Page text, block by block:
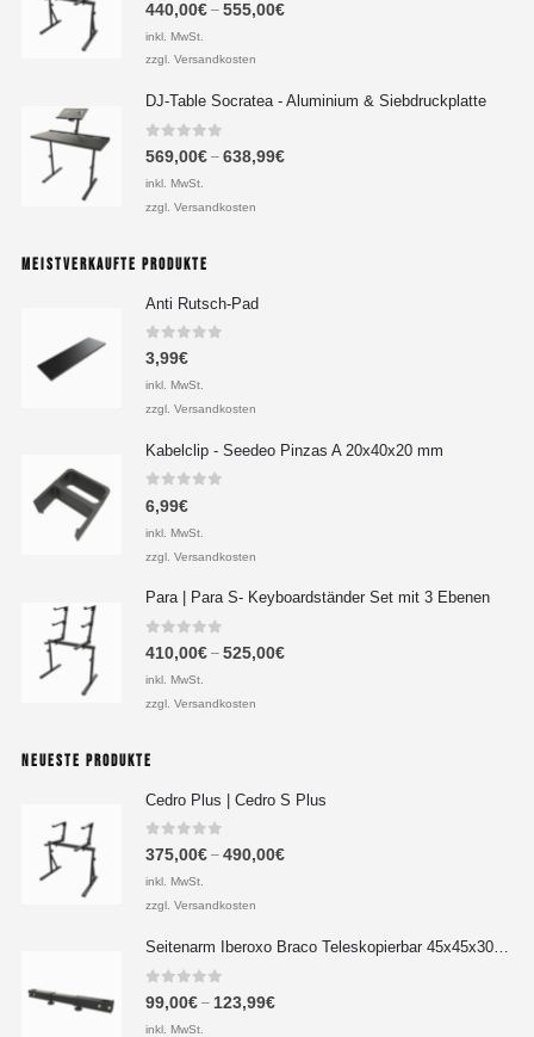
440,00€– 555,00€
inkl. MwSt.
zzgl. Versandkosten
DJ-Table Socratea - Aluminium & Siebdruckplatte
0out of 5
569,00€– 638,99€
inkl. MwSt.
zzgl. Versandkosten
MEISTVERKAUFTE PRODUKTE
Anti Rutsch-Pad
0 out of 5
3,99€
inkl. MwSt.
zzgl. Versandkosten
Kabelclip - Seedeo Pinzas A 20x40x20 mm
0 out of 5
6,99€
inkl. MwSt.
zzgl. Versandkosten
Para | Para S- Keyboardständer Set mit 3 Ebenen
0out of 5
410,00€– 525,00€
inkl. MwSt.
zzgl. Versandkosten
NEUESTE PRODUKTE
Cedro Plus | Cedro S Plus
0out of 5
375,00€– 490,00€
inkl. MwSt.
zzgl. Versandkosten
Seitenarm Iberoxo Braco Teleskopierbar 45x45x300-450 mm
0out of 5
99,00€– 123,99€
inkl. MwSt.